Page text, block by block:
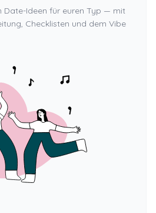
Date-Ideen für euren Typ — mit
Checklisten und dem Vibe